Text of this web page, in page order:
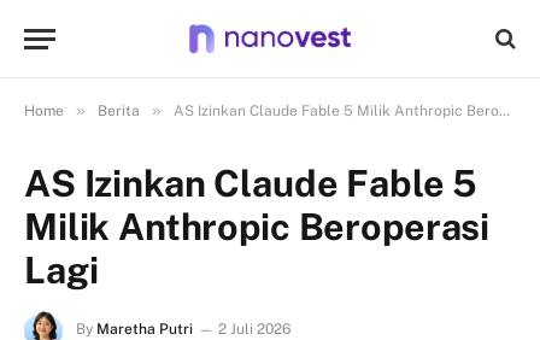
Home » Berita » AS Izinkan Claude Fable 5 Milik Anthropic Beroperasi Lagi
AS Izinkan Claude Fable 5
Milik Anthropic Beroperasi
Lagi
By Maretha Putri 2 Juli 2026